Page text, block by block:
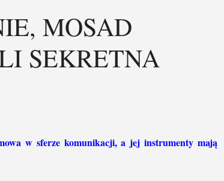
MOSAD
SEKRETNA
w sferze komunikacji, a jej instrumenty mają